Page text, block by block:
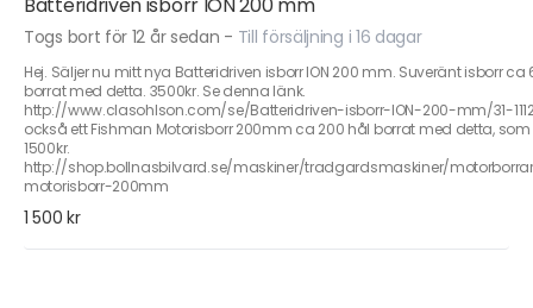
Batteridriven isborr ION 200 mm
Togs bort för 12 år sedan - Till försäljning i 16 dagar
Hej. Säljer nu mitt nya Batteridriven isborr ION 200 mm. Suveränt isborr ca
borrat med detta. 3500kr. Se denna länk.
http://www.clasohlson.com/se/Batteridriven-isborr-ION-200-mm/31-
också ett Fishman Motorisborr 200mm ca 200 hål borrat med detta, som
1500kr.
http://shop.bollnasbilvard.se/maskiner/tradgardsmaskiner/
motorisborr-200mm
1 500 kr